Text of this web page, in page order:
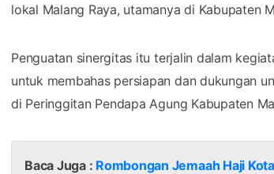
lokal Malang Raya, utamanya di Kabupaten
Penguatan sinergitas itu terjalin dalam
untuk membahas persiapan dan dukungan
di Peringgitan Pendapa Agung Kabupaten
Baca Juga : Rombongan Jemaah Haji